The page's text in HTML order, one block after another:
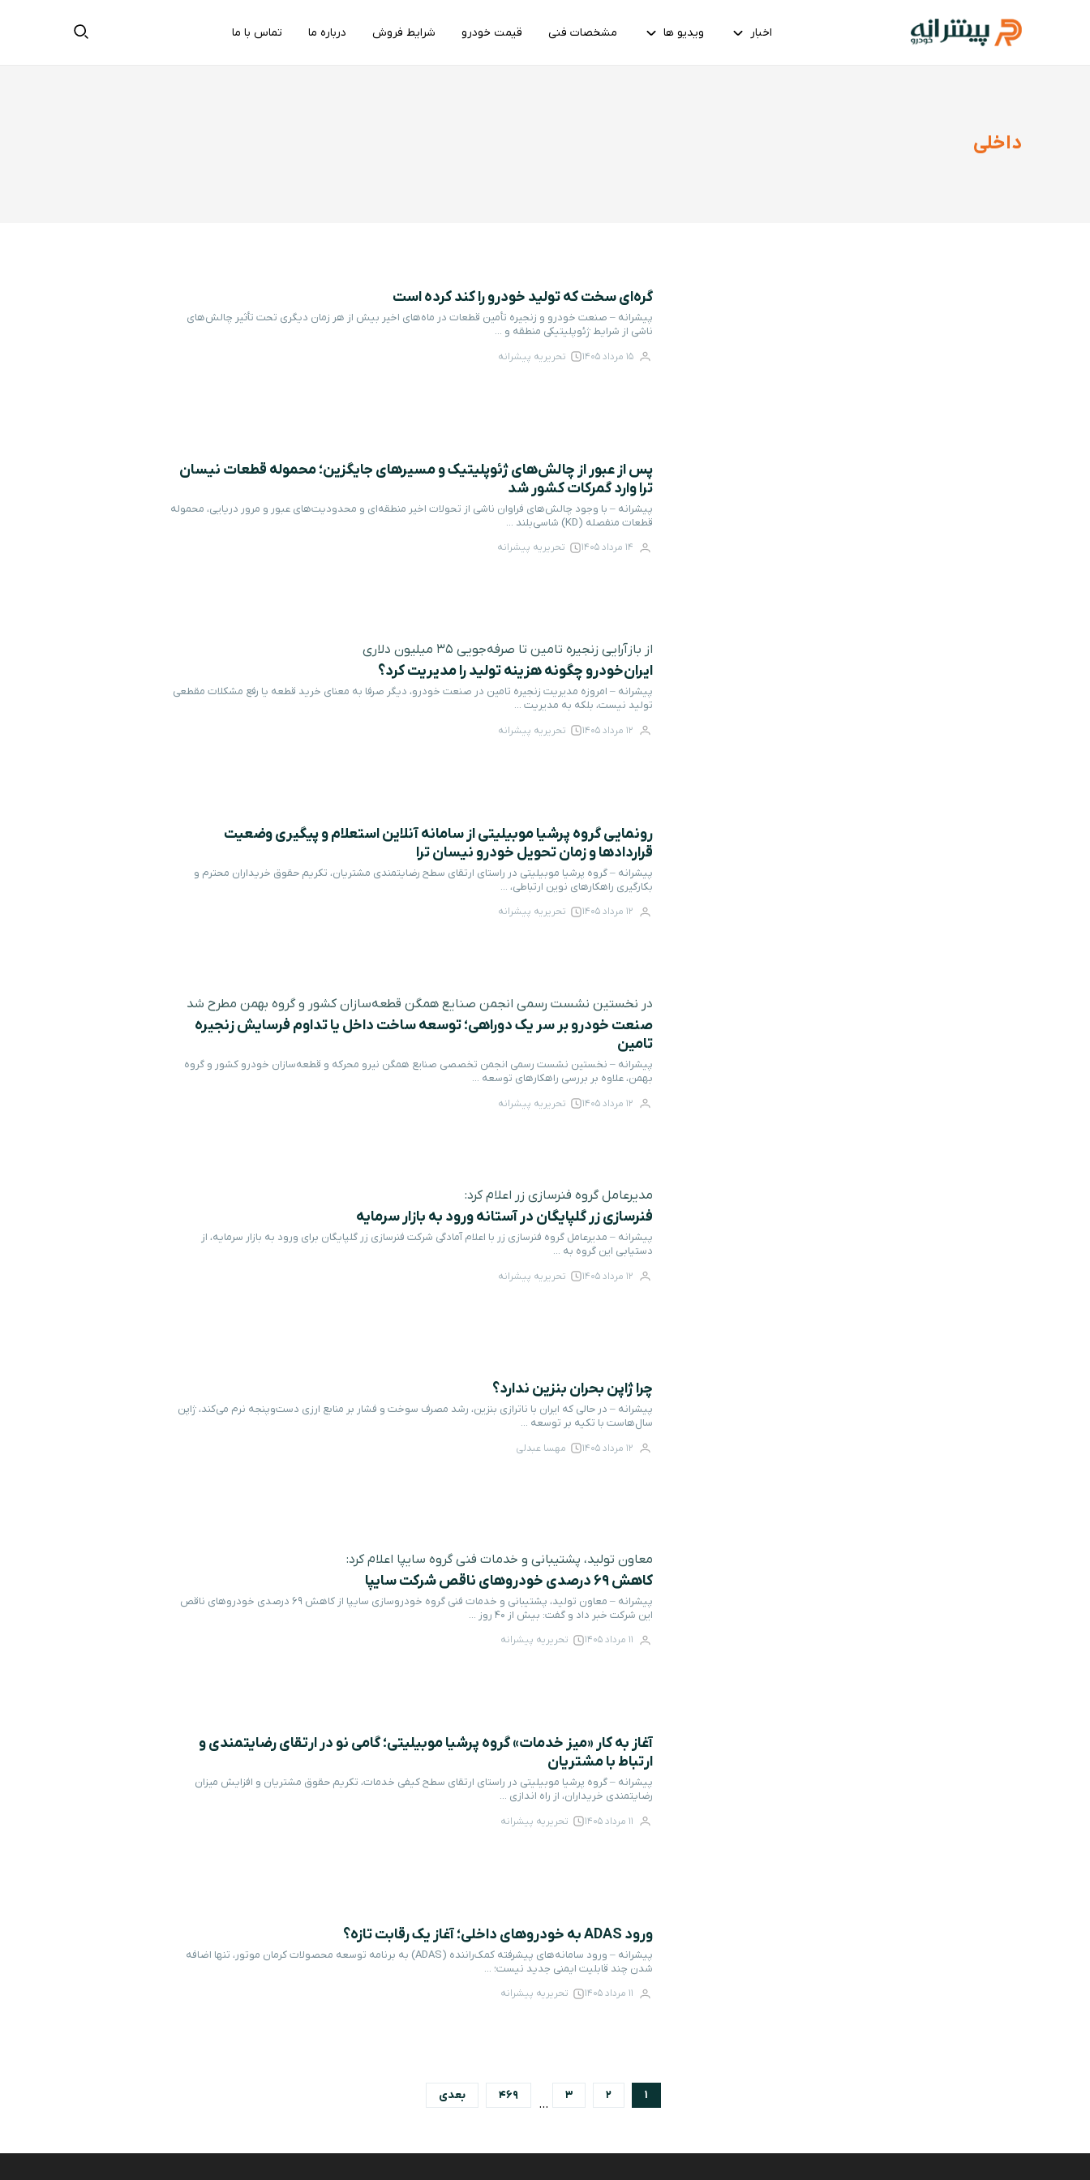
اخبار ویدیو ها مشخصات فنی قیمت خودرو شرایط فروش درباره ما تماس با ما
داخلی
گره‌ای سخت که تولید خودرو را کند کرده است
پیشرانه – صنعت خودرو و زنجیره تأمین قطعات در ماه‌های اخیر بیش از هر زمان دیگری تحت تأثیر چالش‌های
ناشی از شرایط ژئوپلیتیکی منطقه و ...
15 مرداد 1405 تحریریه پیشرانه
پس از عبور از چالش‌های ژئوپلیتیک و مسیرهای جایگزین؛ محموله قطعات نیسان
ترا وارد گمرکات کشور شد
پیشرانه – با وجود چالش‌های فراوان ناشی از تحولات اخیر منطقه‌ای و محدودیت‌های عبور و مرور دریایی، محموله
قطعات منفصله (KD) شاسی‌بلند ...
14 مرداد 1405 تحریریه پیشرانه
از بازآرایی زنجیره تامین تا صرفه‌جویی ۳۵ میلیون دلاری
ایران‌خودرو چگونه هزینه تولید را مدیریت کرد؟
پیشرانه – امروزه مدیریت زنجیره تامین در صنعت خودرو، دیگر صرفا به معنای خرید قطعه یا رفع مشکلات مقطعی
تولید نیست، بلکه به مدیریت ...
12 مرداد 1405 تحریریه پیشرانه
رونمایی گروه پرشیا موبیلیتی از سامانه آنلاین استعلام و پیگیری وضعیت
قراردادها و زمان تحویل خودرو نیسان ترا
پیشرانه – گروه پرشیا موبیلیتی در راستای ارتقای سطح رضایتمندی مشتریان، تکریم حقوق خریداران محترم و
بکارگیری راهکارهای نوین ارتباطی، ...
12 مرداد 1405 تحریریه پیشرانه
در نخستین نشست رسمی انجمن صنایع همگن قطعه‌سازان کشور و گروه بهمن مطرح شد
صنعت خودرو بر سر یک دوراهی؛ توسعه ساخت داخل یا تداوم فرسایش زنجیره
تامین
پیشرانه – نخستین نشست رسمی انجمن تخصصی صنایع همگن نیرو محرکه و قطعه‌سازان خودرو کشور و گروه
بهمن، علاوه بر بررسی راهکارهای توسعه ...
12 مرداد 1405 تحریریه پیشرانه
مدیرعامل گروه فنرسازی زر اعلام کرد:
فنرسازی زر گلپایگان در آستانه ورود به بازار سرمایه
پیشرانه – مدیرعامل گروه فنرسازی زر با اعلام آمادگی شرکت فنرسازی زر گلپایگان برای ورود به بازار سرمایه، از
دستیابی این گروه به ...
12 مرداد 1405 تحریریه پیشرانه
چرا ژاپن بحران بنزین ندارد؟
پیشرانه – در حالی که ایران با ناترازی بنزین، رشد مصرف سوخت و فشار بر منابع ارزی دست‌وپنجه نرم می‌کند، ژاپن
سال‌هاست با تکیه بر توسعه ...
12 مرداد 1405 مهسا عبدلی
معاون تولید، پشتیبانی و خدمات فنی گروه سایپا اعلام کرد:
کاهش ۶۹ درصدی خودروهای ناقص شرکت سایپا
پیشرانه – معاون تولید، پشتیبانی و خدمات فنی گروه خودروسازی سایپا از کاهش ۶۹ درصدی خودروهای ناقص
این شرکت خبر داد و گفت: بیش از ۴۰ روز ...
11 مرداد 1405 تحریریه پیشرانه
آغاز به کار «میز خدمات» گروه پرشیا موبیلیتی؛ گامی نو در ارتقای رضایتمندی و
ارتباط با مشتریان
پیشرانه – گروه پرشیا موبیلیتی در راستای ارتقای سطح کیفی خدمات، تکریم حقوق مشتریان و افزایش میزان
رضایتمندی خریداران، از راه اندازی ...
11 مرداد 1405 تحریریه پیشرانه
ورود ADAS به خودروهای داخلی؛ آغاز یک رقابت تازه؟
پیشرانه – ورود سامانه‌های پیشرفته کمک‌راننده (ADAS) به برنامه توسعه محصولات کرمان موتور، تنها اضافه
شدن چند قابلیت ایمنی جدید نیست؛ ...
11 مرداد 1405 تحریریه پیشرانه
1
2
3
…
469 بعدی